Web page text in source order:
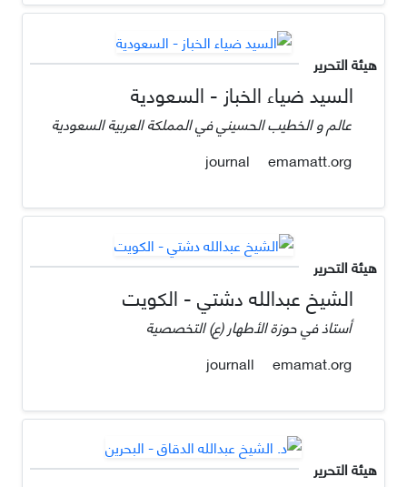
هيئة التحرير
السيد ضياء الخباز - السعودية
عالم و الخطيب الحسيني في المملكة العربية السعودية
emamatt.org
هيئة التحرير
الشيخ عبدالله دشتي - الكويت
أستاذ في حوزة الأطهار (ع) التخصصية
emamat.org
هيئة التحرير